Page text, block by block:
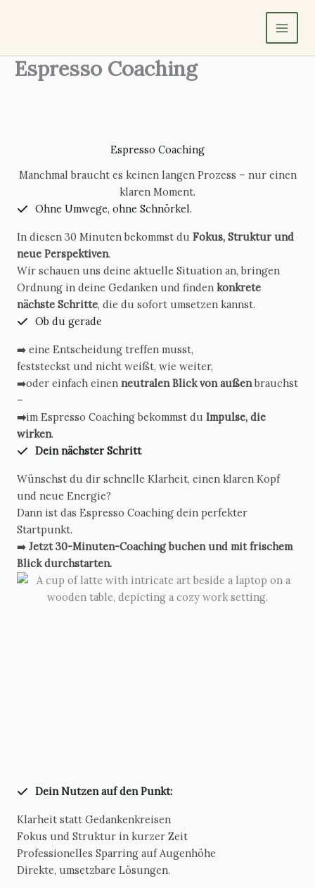
Espresso Coaching
Espresso Coaching
Manchmal braucht es keinen langen Prozess – nur einen
klaren Moment.
Ohne Umwege, ohne Schnörkel.
In diesen 30 Minuten bekommst du Fokus, Struktur und
neue Perspektiven.
Wir schauen uns deine aktuelle Situation an, bringen
Ordnung in deine Gedanken und finden konkrete
nächste Schritte, die du sofort umsetzen kannst.
Ob du gerade
➡️ eine Entscheidung treffen musst,
feststeckst und nicht weißt, wie weiter,
➡️oder einfach einen neutralen Blick von außenbrauchst
–
➡️im Espresso Coaching bekommst du Impulse, die
wirken.
Dein nächster Schritt
Wünschst du dir schnelle Klarheit, einen klaren Kopf
und neue Energie?
Dann ist das Espresso Coaching dein perfekter
Startpunkt.
➡️ Jetzt 30-Minuten-Coaching buchen und mit frischem
Blick durchstarten.
Dein Nutzen auf den Punkt:
Klarheit statt Gedankenkreisen
Fokus und Struktur in kurzer Zeit
Professionelles Sparring auf Augenhöhe
Direkte, umsetzbare Lösungen.